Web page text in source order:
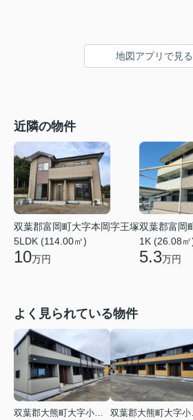
地図アプリで見る
近隣の物件
双葉郡富岡町大字本岡字王塚
5LDK (114.00㎡)
10万円
双葉郡富岡
1K (26.08㎡
5.3万円
よく見られている物件
双葉郡大熊町大字小入野字西大和久
双葉